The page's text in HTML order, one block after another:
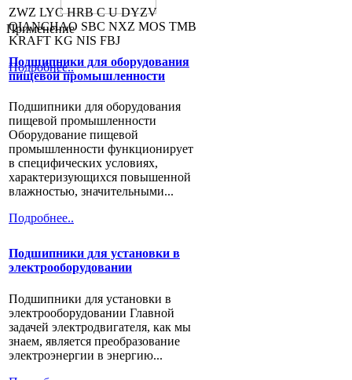
ZWZ LYC HRB C U DYZV
QIANCHAO SBC NXZ MOS TMB
KRAFT KG NIS FBJ
Подробнее..
Применение
Подшипники для оборудования
пищевой промышленности
Подшипники для оборудования
пищевой промышленности
Оборудование пищевой
промышленности функционирует
в специфических условиях,
характеризующихся повышенной
влажностью, значительными...
Подробнее..
Подшипники для установки в
электрооборудовании
Подшипники для установки в
электрооборудовании Главной
задачей электродвигателя, как мы
знаем, является преобразование
электроэнергии в энергию...